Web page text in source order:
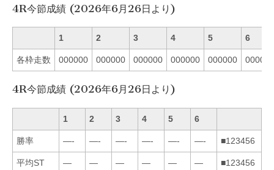
4R今節成績 (2026年6月26日より)
1 2 3 4 5 6
各枠走数 000000 000000 000000 000000 000000 000000
4R今節成績 (2026年6月26日より)
1 2 3 4 5 6
勝率 —- —- —- —- —- —- ■123456
平均ST — — — — — — ■123456